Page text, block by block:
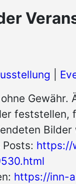
feststellen,
https://
https://inn-